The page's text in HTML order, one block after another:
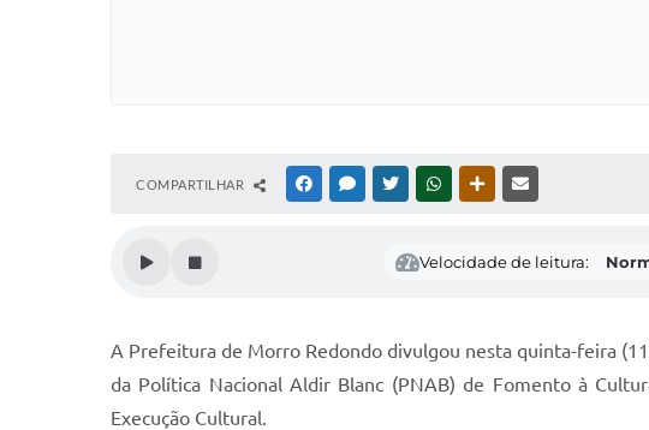
COMPARTILHAR FACEBOOKMESSENGER
TWITTERWHATSAPPOUTRAS MÍDIAS
Velocidade de leitura:
A Prefeitura de Morro Redondo divulgou nesta quinta-feira
da Política Nacional Aldir Blanc (PNAB) de Fomento à
Execução Cultural.